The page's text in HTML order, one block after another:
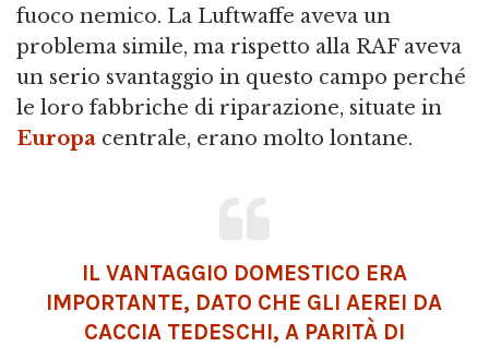
fuoco nemico. La Luftwaffe aveva un
problema simile, ma rispetto alla RAF aveva
un serio svantaggio in questo campo perché
le loro fabbriche di riparazione, situate in
Europa centrale, erano molto lontane.
IL VANTAGGIO DOMESTICO ERA
IMPORTANTE, DATO CHE GLI AEREI DA
CACCIA TEDESCHI, A PARITÀ DI